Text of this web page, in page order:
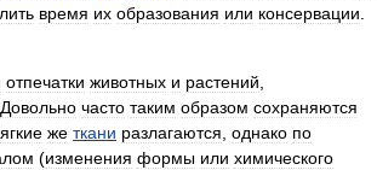
время их образования или консервации
отпечатки животных и растений
Довольно часто таким образом сохраняются
же ткани разлагаются однако по
(изменения формы или химического